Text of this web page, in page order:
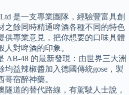
是一支專業團隊，經驗豐富具創
之餘同時精通啤酒各種不同的特色
供專業意見，把你想要的口味具體
對啤酒的印象。
AB-48 的最新發現：由世界三大洲
均益辣椒醬加入德國傳統gose，製
宿醉神藥。
隧道的替代路線，有駕駛人士說，